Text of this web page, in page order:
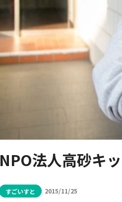
NPO法人高砂キ
すごいすと 2015/11/25